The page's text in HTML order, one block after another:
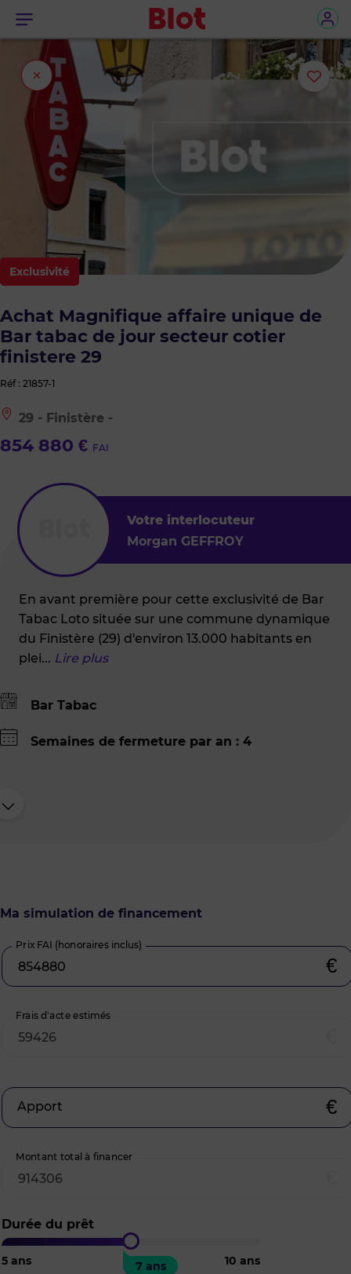
Menu
Fermer
l'onglet
des
Exclusivité
Achat Magnifique affaire unique de
Bar tabac de jour secteur cotier
finistere 29
Réf : 21857-1
854 880 € FAI
Le
bien
est
situé
Finistère
-
29 - Finistère -
Votre interlocuteur
Morgan GEFFROY
En avant première pour cette exclusivité de Bar
Tabac Loto située sur une commune dynamique
du Finistère (29) d'environ 13.000 habitants en
plei... Lire plus
Bar Tabac
Semaines de fermeture par an : 4
Ma simulation de financement
Prix FAI (honoraires inclus)
€
Frais d’acte estimés
Apport €
Montant total à financer
Durée du prêt
5 ans 10 ans
7 ans